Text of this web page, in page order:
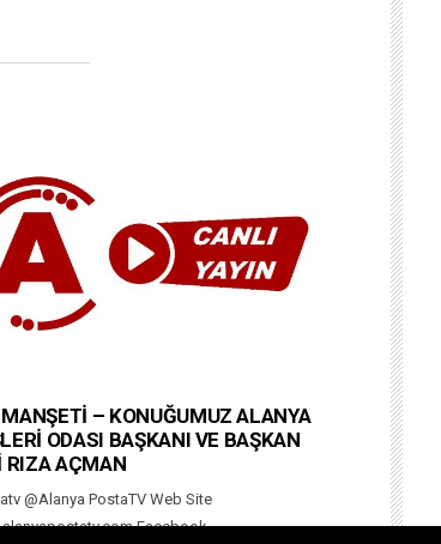
– KONUĞUMUZ ALANYA
ODASI BAŞKANI VE BAŞKAN
RIZA AÇMAN
@Alanya PostaTV Web Site
Facebook